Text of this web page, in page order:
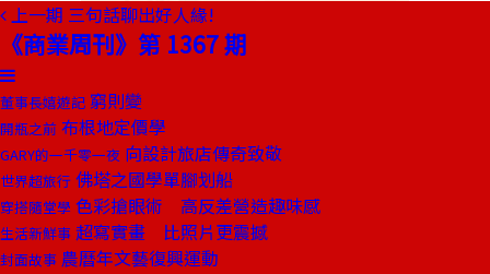
上一期 三句話聊出好人緣!
《商業周刊》第 1367 期
董事長嬉遊記 窮則變
開瓶之前 布根地定價學
GARY的一千零一夜 向設計旅店傳奇致敬
世界超旅行 佛塔之國學單腳划船
穿搭隨堂學 色彩搶眼術 高反差營造趣味感
生活新鮮事 超寫實畫 比照片更震撼
封面故事 農曆年文藝復興運動